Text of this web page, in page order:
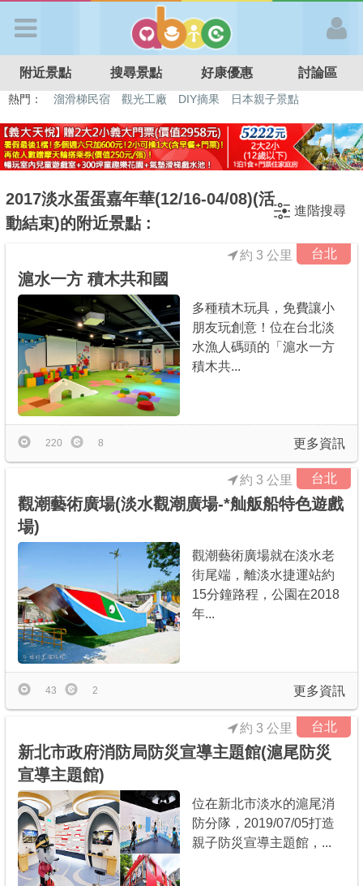
APP登入
首 頁
好康優惠
最新消息
最新留言
商家合作
推薦景點
討論區
APP下載
附近景點 搜尋景點 好康優惠 討論區
熱門： 溜滑梯民宿 觀光工廠 DIY摘果
日本親子景點
2017淡水蛋蛋嘉年華(12/16-04/08)(活
動結束)的附近景點 :
進階搜尋
台北
約 3 公里
滬水一方 積木共和國
多種積木玩具，免費讓小
朋友玩創意！位在台北淡
水漁人碼頭的「滬水一方
積木共...
更多資訊
220 8
台北
約 3 公里
觀潮藝術廣場(淡水觀潮廣場-*舢舨船特色遊戲
場)
觀潮藝術廣場就在淡水老
街尾端，離淡水捷運站約
15分鐘路程，公園在2018
年...
更多資訊
43 2
台北
約 3 公里
新北市政府消防局防災宣導主題館(滬尾防災
宣導主題館)
位在新北市淡水的滬尾消
防分隊，2019/07/05打造
親子防災宣導主題館，...